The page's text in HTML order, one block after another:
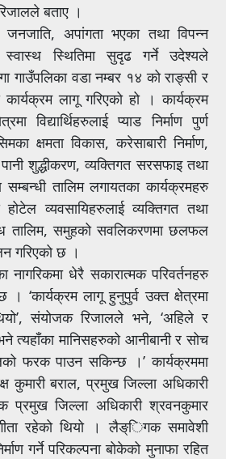
बताए ।
अपांगता भएका तथा विपन्न
स्वास्थ स्थितिमा सुदृढ गर्ने उदेश्यले
गाउँपलिका वडा नम्बर १४ को राङ्सी र
लागू गरिएको हो । कार्यक्रम
विद्यार्थिहरुलाई प्याड निर्माण पुर्ण
क्षमता विकास, करेसाबारी निर्माण,
शुद्धीकरण, व्यक्तिगत सरसफाइ तथा
सम्बन्धी तालिम लगायतका कार्यक्रमहरु
व्यवसायिहरुलाई व्यक्तिगत तथा
तालिम, समुहको सवलिकरणमा छलफल
गरिएको छ ।
नागरिकमा धेरै सकारात्मक परिवर्तनहरु
‘कार्यक्रम लागू हुनुपुर्व उक्त क्षेत्रमा
संयोजक रिजालले भने, ‘अहिले र
त्यहाँका मानिसहरुको आनीबानी र सोच
फरक पाउन सकिन्छ ।’ कार्यक्रममा
कुमारी बराल, प्रमुख जिल्ला अधिकारी
प्रमुख जिल्ला अधिकारी श्रवनकुमार
रहेको थियो । लैङ्िगक समावेशी
गर्ने परिकल्पना बोकेको मुनाफा रहित